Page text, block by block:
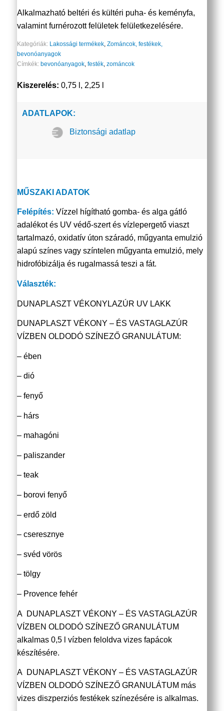
Alkalmazható beltéri és kültéri puha- és keményfa,
valamint furnérozott felületek felületkezelésére.
Kategóriák: Lakossági termékek, Zománcok, festékek,
bevonóanyagok
Címkék: bevonóanyagok, festék, zománcok
Kiszerelés: 0,75 l, 2,25 l
ADATLAPOK:
Biztonsági adatlap
MŰSZAKI ADATOK
Felépítés: Vízzel hígítható gomba- és alga gátló
adalékot és UV védő-szert és vízlepergető viaszt
tartalmazó, oxidatív úton száradó, műgyanta emulzió
alapú színes vagy színtelen műgyanta emulzió, mely
hidrofóbizálja és rugalmassá teszi a fát.
Választék:
DUNAPLASZT VÉKONYLAZÚR UV LAKK
DUNAPLASZT VÉKONY – ÉS VASTAGLAZÚR
VÍZBEN OLDODÓ SZÍNEZŐ GRANULÁTUM:
– ében
– dió
– fenyő
– hárs
– mahagóni
– paliszander
– teak
– borovi fenyő
– erdő zöld
– cseresznye
– svéd vörös
– tölgy
– Provence fehér
A DUNAPLASZT VÉKONY – ÉS VASTAGLAZÚR
VÍZBEN OLDODÓ SZÍNEZŐ GRANULÁTUM
alkalmas 0,5 l vízben feloldva vizes fapácok
készítésére.
A DUNAPLASZT VÉKONY – ÉS VASTAGLAZÚR
VÍZBEN OLDODÓ SZÍNEZŐ GRANULÁTUM más
vizes diszperziós festékek színezésére is alkalmas.